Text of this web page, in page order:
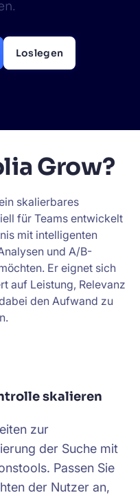
und unserem
Loslegen
Grow?
skalierbares
für Teams entwickelt
mit intelligenten
und A/B-
Er eignet sich
auf Leistung, Relevanz
den Aufwand zu
skalieren
zur
der Suche mit
Passen Sie
der Nutzer an,